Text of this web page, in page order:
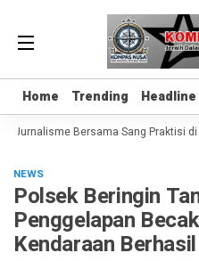
Home Trending Headline
Home Trending Headline
Bersama Sang Praktisi di
NEWS
Polsek Beringin
Penggelapan
Kendaraan